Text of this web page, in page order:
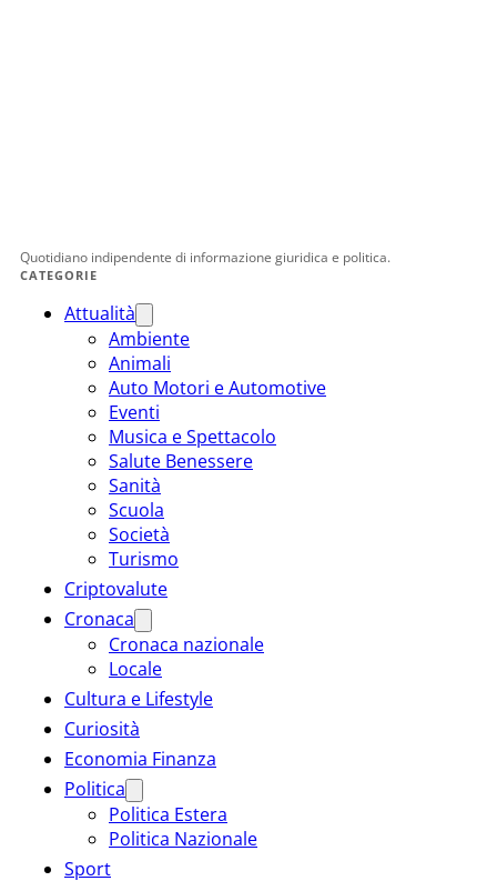
Quotidiano indipendente di informazione giuridica e politica.
CATEGORIE
Attualità
Ambiente
Animali
Auto Motori e Automotive
Eventi
Musica e Spettacolo
Salute Benessere
Sanità
Scuola
Società
Turismo
Criptovalute
Cronaca
Cronaca nazionale
Locale
Cultura e Lifestyle
Curiosità
Economia Finanza
Politica
Politica Estera
Politica Nazionale
Sport